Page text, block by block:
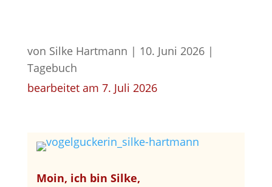
von Silke Hartmann | 10. Juni 2026|
Tagebuch
bearbeitet am 7. Juli 2026
Moin, ich bin Silke,